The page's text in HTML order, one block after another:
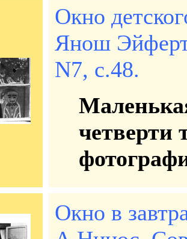
Окно
Янош
N7, с.48.
четверти
Окно в